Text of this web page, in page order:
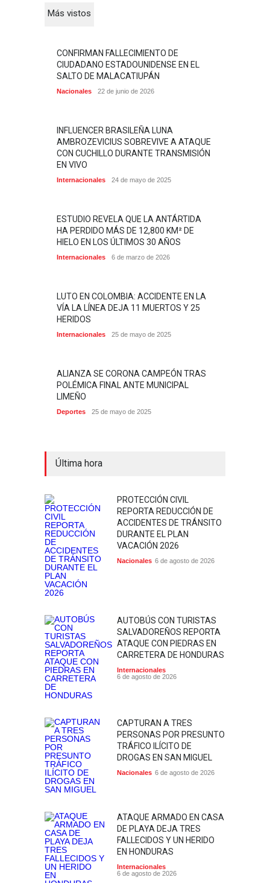
Más vistos
CONFIRMAN FALLECIMIENTO DE
CIUDADANO ESTADOUNIDENSE EN EL
SALTO DE MALACATIUPÁN
Nacionales 22 de junio de 2026
INFLUENCER BRASILEÑA LUNA
AMBROZEVICIUS SOBREVIVE A ATAQUE
CON CUCHILLO DURANTE TRANSMISIÓN
EN VIVO
Internacionales 24 de mayo de 2025
ESTUDIO REVELA QUE LA ANTÁRTIDA
HA PERDIDO MÁS DE 12,800 KM² DE
HIELO EN LOS ÚLTIMOS 30 AÑOS
Internacionales 6 de marzo de 2026
LUTO EN COLOMBIA: ACCIDENTE EN LA
VÍA LA LÍNEA DEJA 11 MUERTOS Y 25
HERIDOS
Internacionales 25 de mayo de 2025
ALIANZA SE CORONA CAMPEÓN TRAS
POLÉMICA FINAL ANTE MUNICIPAL
LIMEÑO
Deportes 25 de mayo de 2025
Última hora
PROTECCIÓN CIVIL
REPORTA REDUCCIÓN DE
ACCIDENTES DE TRÁNSITO
DURANTE EL PLAN
VACACIÓN 2026
Nacionales 6 de agosto de 2026
AUTOBÚS CON TURISTAS
SALVADOREÑOS REPORTA
ATAQUE CON PIEDRAS EN
CARRETERA DE HONDURAS
Internacionales
6 de agosto de 2026
CAPTURAN A TRES
PERSONAS POR PRESUNTO
TRÁFICO ILÍCITO DE
DROGAS EN SAN MIGUEL
Nacionales 6 de agosto de 2026
ATAQUE ARMADO EN CASA
DE PLAYA DEJA TRES
FALLECIDOS Y UN HERIDO
EN HONDURAS
Internacionales
6 de agosto de 2026